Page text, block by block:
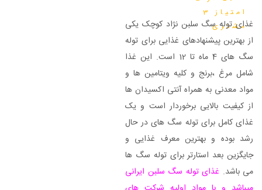
امتیاز 3
مشتری
غذای توله سگ سلبن نژاد کوچک یکی
از بهترین پیشنهادهای غذایی برای توله
سگ های 4 ماه تا 12 است. این غذا
شامل مرغ ،برنج و کلیه ویتامین ها و
مواد معدنی به همراه آنتی اکسیدان ها
از کیفیت بالایی برخوردار است و یک
غذای کامل برای توله سگ های در حال
رشد بوده و بهترین معرف غذایی و
جایگزین بعد استارتر برای توله سگ ها
می باشد. غذای توله سگ سلبن ایرانی